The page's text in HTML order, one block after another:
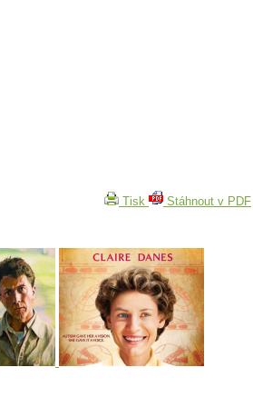
Tisk Stáhnout v PDF